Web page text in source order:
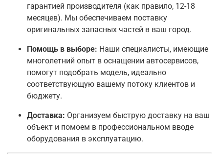
гарантией производителя (как правило, 12-18
месяцев). Мы обеспечиваем поставку
оригинальных запасных частей в ваш город.
Помощь в выборе: Наши специалисты, имеющие
многолетний опыт в оснащении автосервисов,
помогут подобрать модель, идеально
соответствующую вашему потоку клиентов и
бюджету.
Доставка: Организуем быструю доставку на ваш
объект и помоем в профессиональном вводе
оборудования в эксплуатацию.